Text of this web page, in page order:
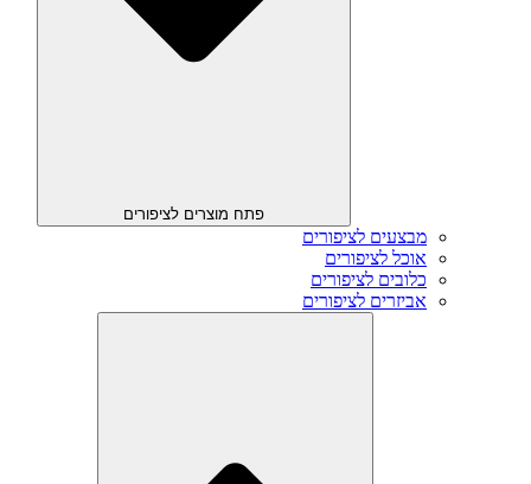
פתח מוצרים לציפורים
מבצעים לציפורים
אוכל לציפורים
כלובים לציפורים
אביזרים לציפורים